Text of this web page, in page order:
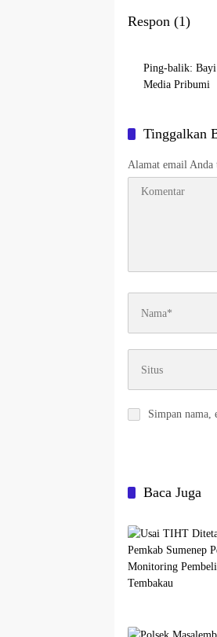
Respon (1)
Ping-balik:
Media Pribumi
Tinggalkan
Alamat email Anda
Simpan nama,
Baca Juga